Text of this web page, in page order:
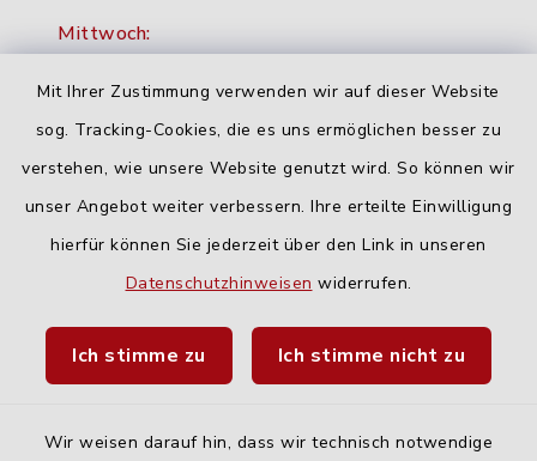
Mit Ihrer Zustimmung verwenden wir auf dieser Website
sog. Tracking-Cookies, die es uns ermöglichen besser zu
verstehen, wie unsere Website genutzt wird. So können wir
unser Angebot weiter verbessern. Ihre erteilte Einwilligung
hierfür können Sie jederzeit über den Link in unseren
Datenschutzhinweisen widerrufen.
Ich stimme zu Ich stimme nicht zu
Wir weisen darauf hin, dass wir technisch notwendige
Mittwoch:
Freitag:
geschlossen
Quicklinks
Fahrplanauskunft DING